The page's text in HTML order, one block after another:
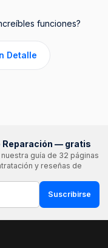
funciones?
Detalle
Reparación — gratis
guía de 32 páginas
y reseñas de
Suscribirse